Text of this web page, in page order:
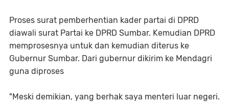
Proses surat pemberhentian kader partai di DPRD
diawali surat Partai ke DPRD Sumbar. Kemudian DPRD
memprosesnya untuk dan kemudian diterus ke
Gubernur Sumbar. Dari gubernur dikirim ke Mendagri
guna diproses
"Meski demikian, yang berhak saya menteri luar negeri.